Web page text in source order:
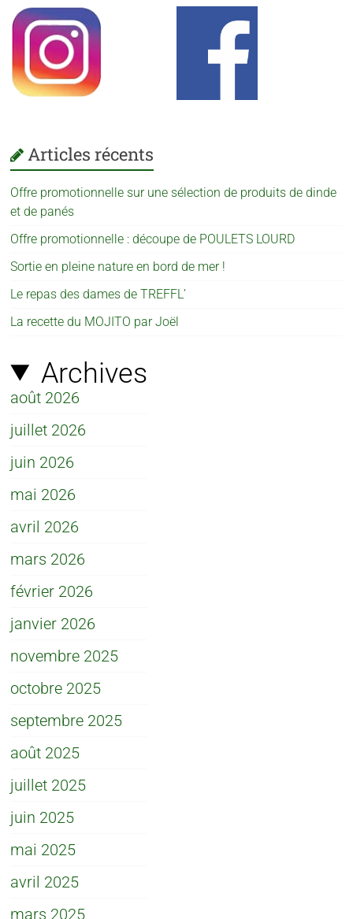
Articles récents
Offre promotionnelle sur une sélection de produits de dinde
et de panés
Offre promotionnelle : découpe de POULETS LOURD
Sortie en pleine nature en bord de mer !
Le repas des dames de TREFFL’
La recette du MOJITO par Joël
Archives
août 2026
juillet 2026
juin 2026
mai 2026
avril 2026
mars 2026
février 2026
janvier 2026
novembre 2025
octobre 2025
septembre 2025
août 2025
juillet 2025
juin 2025
mai 2025
avril 2025
mars 2025